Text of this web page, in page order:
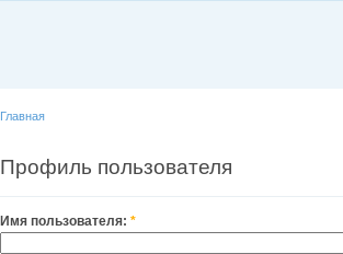
Главная
Профиль пользователя
Имя пользователя: *